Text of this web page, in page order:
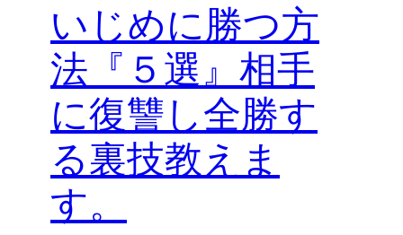
いじめに勝つ方
法『５選』相手
に復讐し全勝す
る裏技教えま
す。